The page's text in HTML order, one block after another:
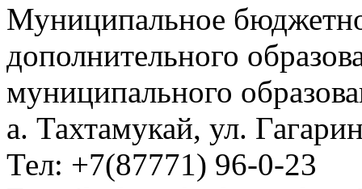
Муниципальное
дополнительного
муниципального
а. Тахтамукай, ул.
Тел: +7(87771) 96-0-23